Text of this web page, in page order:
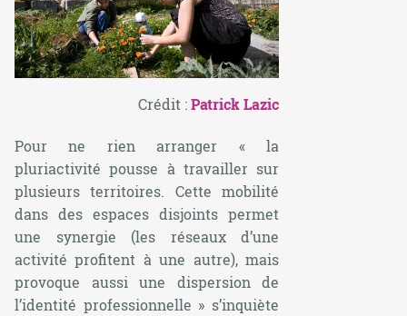
Crédit :Patrick Lazic
Pour ne rien arranger « la
pluriactivité pousse à travailler sur
plusieurs territoires. Cette mobilité
dans des espaces disjoints permet
une synergie (les réseaux d’une
activité profitent à une autre), mais
provoque aussi une dispersion de
l’identité professionnelle » s’inquiète